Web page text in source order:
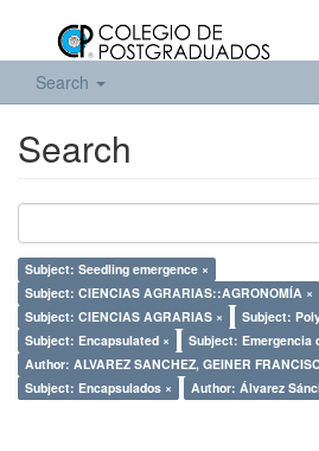
Search
Search
Subject: Seedling emergence ×
Subject: CIENCIAS AGRARIAS::AGRONOMÍA ×
Subject: CIENCIAS AGRARIAS ×
Subject:
Subject: Encapsulated ×
Subject: Emergencia
Author: ALVAREZ SANCHEZ, GEINER
Subject: Encapsulados ×
Author: Álvarez